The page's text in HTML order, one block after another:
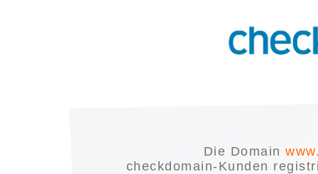
Die Domain
checkdomain-Kunden